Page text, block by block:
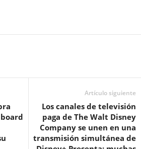
Artículo siguiente
Los canales de televisión
paga de The Walt Disney
Company se unen en una
transmisión simultánea de